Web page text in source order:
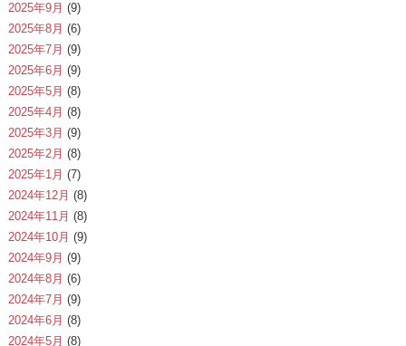
2025年9月 (9)
2025年8月 (6)
2025年7月 (9)
2025年6月 (9)
2025年5月 (8)
2025年4月 (8)
2025年3月 (9)
2025年2月 (8)
2025年1月 (7)
2024年12月 (8)
2024年11月 (8)
2024年10月 (9)
2024年9月 (9)
2024年8月 (6)
2024年7月 (9)
2024年6月 (8)
2024年5月 (8)